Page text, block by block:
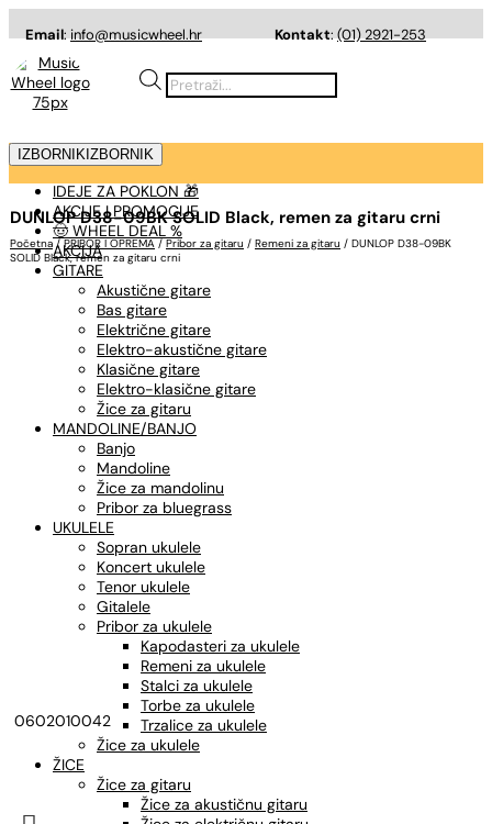
Email:info@musicwheel.hr Kontakt:(01) 2921-253
Products
search
IZBORNIK IZBORNIK
IDEJE ZA POKLON 🎁
AKCIJE I PROMOCIJE
🤠 WHEEL DEAL %
AKCIJA
GITARE
Akustične gitare
Bas gitare
Električne gitare
Elektro-akustične gitare
Klasične gitare
Elektro-klasične gitare
Žice za gitaru
MANDOLINE/BANJO
Banjo
Mandoline
Žice za mandolinu
Pribor za bluegrass
UKULELE
Sopran ukulele
Koncert ukulele
Tenor ukulele
Gitalele
Pribor za ukulele
Kapodasteri za ukulele
Remeni za ukulele
Stalci za ukulele
Torbe za ukulele
Trzalice za ukulele
Žice za ukulele
ŽICE
Žice za gitaru
Žice za akustičnu gitaru
DUNLOP D38-09BK SOLID Black, remen za gitaru crni
Početna / PRIBOR I OPREMA / Pribor za gitaru / Remeni za gitaru / DUNLOP D38-09BK
SOLID Black, remen za gitaru crni
0602010042